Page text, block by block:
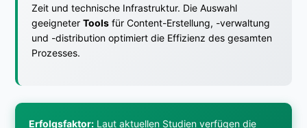
Zeit und technische Infrastruktur. Die Auswahl
geeigneterTools für Content-Erstellung, -verwaltung
und -distribution optimiert die Effizienz des gesamten
Prozesses.
Erfolgsfaktor: Laut aktuellen Studien verfügen die